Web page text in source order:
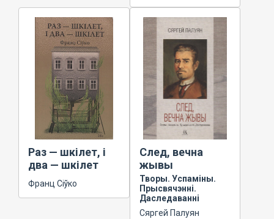
Раз — шкілет, і
два — шкілет
Франц Сіўко
След, вечна
жывы
Творы. Успаміны.
Прысвячэнні.
Даследаванні
Сяргей Палуян